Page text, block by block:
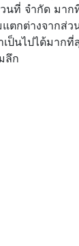
วนที่ จำกัด มา
แตกต่างจากส่
เป็นไปได้มาก
ลึก